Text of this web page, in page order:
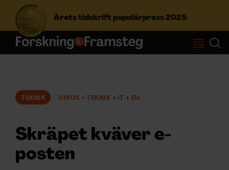
Årets tidskrift populärpress 2025
S
f
r
:
Logga in
TEKNIK VIRUS TEKNIK IT EU
Skräpet kväver e-
posten